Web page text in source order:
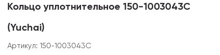
Кольцо уплотнительное 150-1003043C
(Yuchai)
Артикул: 150-1003043C